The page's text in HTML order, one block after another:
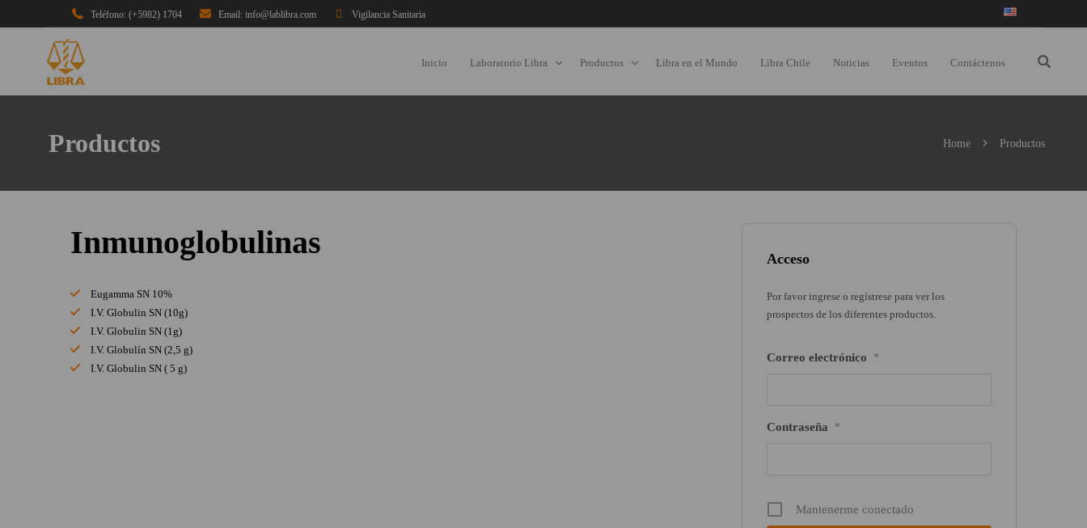
Teléfono: (+5982) 1704 Email: info@lablibra.com Vigilancia Sanitaria
Inicio Laboratorio Libra Productos Libra en el Mundo Libra Chile Noticias Eventos Contáctenos
Productos Home Productos
Acceso
Por favor ingrese o regístrese para ver los
prospectos de los diferentes productos.
Correo electrónico *
Contraseña *
Mantenerme conectado
Inmunoglobulinas
Eugamma SN 10%
I.V. Globulin SN (10g)
I.V. Globulin SN (1g)
I.V. Globulín SN (2,5 g)
I.V. Globulin SN ( 5 g)